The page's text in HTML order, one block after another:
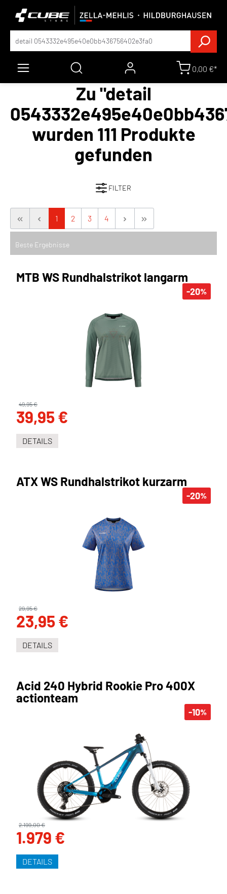
0,00 €*
Zu "detail
wurden 111 Produkte
gefunden
FILTER
1 2 3 4
-20%
MTB WS Rundhalstrikot langarm
39,95 €
49,95 €
DETAILS
-20%
ATX WS Rundhalstrikot kurzarm
23,95 €
29,95 €
DETAILS
-10%
Acid 240 Hybrid Rookie Pro 400X
actionteam
1.979 €
2.199,00 €
DETAILS